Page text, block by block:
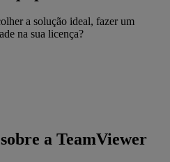
a solução ideal, fazer um
na sua licença?
a TeamViewer